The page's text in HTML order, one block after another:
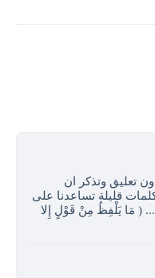
تعليق وتذكر ان
قليلة تساعدنا على
... ( مَا يَلْفِظُ مِنْ قَوْلٍ إِلا